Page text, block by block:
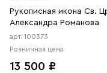
Рукописная икона Св.
Александра Романова
арт. 100373
Розничная цена
13 500 ₽